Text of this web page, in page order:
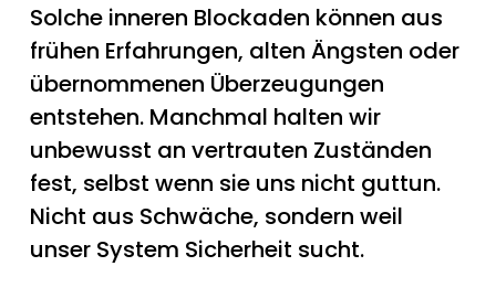
Solche inneren Blockaden können aus
frühen Erfahrungen, alten Ängsten oder
übernommenen Überzeugungen
entstehen. Manchmal halten wir
unbewusst an vertrauten Zuständen
fest, selbst wenn sie uns nicht guttun.
Nicht aus Schwäche, sondern weil
unser System Sicherheit sucht.